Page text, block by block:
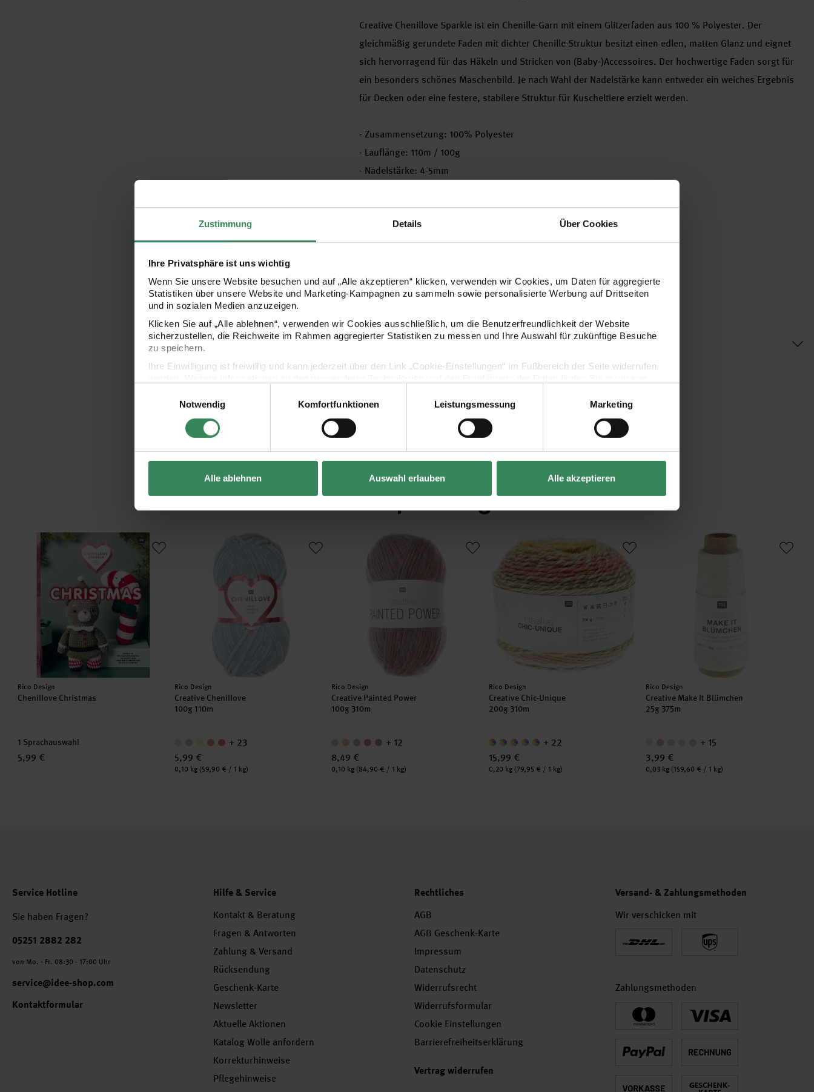
Zustimmung Details Über Cookies
Ihre Privatsphäre ist uns wichtig
Wenn Sie unsere Website besuchen und auf „Alle akzeptieren“ klicken, verwenden wir Cookies, um Daten für aggregierte
Statistiken über unsere Website und Marketing-Kampagnen zu sammeln sowie personalisierte Werbung auf Drittseiten
und in sozialen Medien anzuzeigen.
Klicken Sie auf „Alle ablehnen“, verwenden wir Cookies ausschließlich, um die Benutzerfreundlichkeit der Website
sicherzustellen, die Reichweite im Rahmen aggregierter Statistiken zu messen und Ihre Auswahl für zukünftige Besuche
zu speichern.
Ihre Einwilligung ist freiwillig und kann jederzeit über den Link „Cookie-Einstellungen“ im Fußbereich der Seite widerrufen
Impressum
Datenschutz Vertrag widerrufen
Notwendig
Komfortfunktionen Leistungsmessung Marketing
Alle ablehnen Auswahl erlauben Alle akzeptieren
Creative Chenillove Sparkle ist ein Chenille-Garn mit einem Glitzerfaden aus 100 % Polyester. Der
gleichmäßig gerundete Faden mit dichter Chenille-Struktur besitzt einen edlen, matten Glanz und eignet
sich hervorragend für das Häkeln und Stricken von (Baby-)Accessoires. Der hochwertige Faden sorgt für
ein besonders schönes Maschenbild. Je nach Wahl der Nadelstärke kann entweder ein weiches Ergebnis
für Decken oder eine festere, stabilere Struktur für Kuscheltiere erzielt werden.
- Zusammensetzung: 100% Polyester
- Lauflänge: 110m / 100g
- Nadelstärke: 4-5mm
- Pflege: 30 Grad Schonwaschgang
Hersteller
Kaufempfehlung
Chenillove Christmas
Hersteller:
Rico Design
Chenillove Christmas
1 Sprachauswahl
5,99 €
Creative Chenillove
Hersteller:
Rico Design
Creative Chenillove
100g 110m
+ 23
5,99 €
Inhalt:
0,10 kg (59,90 € / 1 kg)
Creative Painted Power
Hersteller:
Rico Design
Creative Painted Power
100g 310m
+ 12
8,49 €
Inhalt:
0,10 kg (84,90 € / 1 kg)
Hersteller:
Rico Design
Creative Chic-Unique
200g 310m
+ 22
15,99 €
Inhalt:
0,20 kg (79,95 € / 1 kg)
Creative Make It Blümchen
Hersteller:
Rico Design
Creative Make It Blümchen
25g 375m
+ 15
3,99 €
Inhalt:
0,03 kg (159,60 € / 1 kg)
Service Hotline
Sie haben Fragen?
Telefonnummer
05251 2882 282
von Mo. - Fr. 08:30 - 17:00 Uhr
service@idee-shop.com
Kontaktformular
Hilfe & Service
Kontakt & Beratung
Fragen & Antworten
Zahlung & Versand
Rücksendung
Geschenk-Karte
Newsletter
Aktuelle Aktionen
Katalog Wolle anfordern
Korrekturhinweise
Pflegehinweise
Rechtliches
AGB
AGB Geschenk-Karte
Impressum
Datenschutz
Widerrufsrecht
Widerrufsformular
Cookie Einstellungen
Barrierefreiheitserklärung
Vertrag widerrufen
Versand- & Zahlungsmethoden
Wir verschicken mit
Zahlungsmethoden